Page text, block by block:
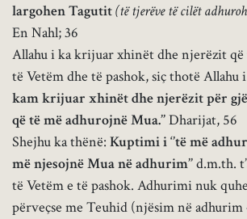
largohen Tagutit(të tjerëve të cilët
En Nahl; 36
Allahu i ka krijuar xhinët dhe njerëzit që
të Vetëm dhe të pashok, siç thotë Allahu
kam krijuar xhinët dhe njerëzit për
që të më adhurojnë Mua.’’Dharijat, 56
Shejhu ka thënë: Kuptimi i ‘’të më
më njesojnë Mua në adhurim’’d.m.th.
të Vetëm e të pashok. Adhurimi nuk
përveçse me Teuhid (njësim në